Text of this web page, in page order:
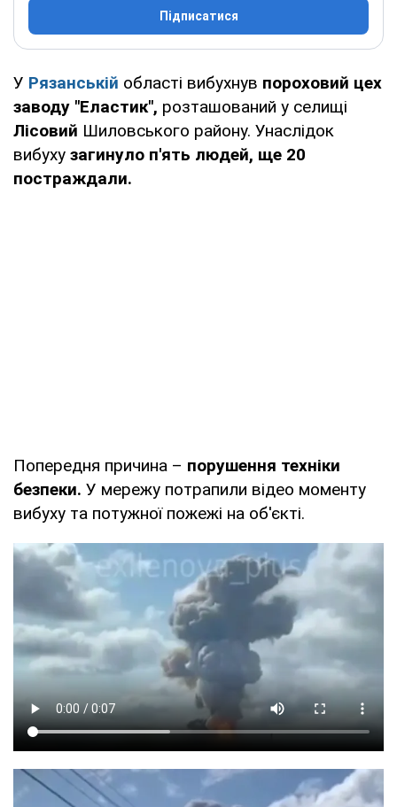
Підписатися
У Рязанській області вибухнув пороховий цех
заводу "Еластик", розташований у селищі
Лісовий Шиловського району. Унаслідок
вибуху загинуло п'ять людей, ще 20
постраждали.
Попередня причина – порушення техніки
безпеки. У мережу потрапили відео моменту
вибуху та потужної пожежі на об'єкті.